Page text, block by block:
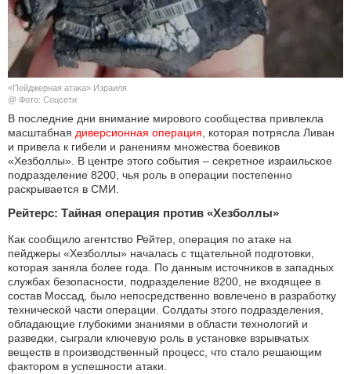
НАУКА
СПОРТ
АВТО И МОТО
ЭГОИЗМ
«Пейджерная атака» Израиля
@ Фото: Соцсети
В последние дни внимание мирового сообщества привлекла
масштабная диверсионная операция, которая потрясла Ливан
и привела к гибели и ранениям множества боевиков
«Хезболлы». В центре этого события – секретное израильское
подразделение 8200, чья роль в операции постепенно
раскрывается в СМИ.
Рейтерс: Тайная операция против «Хезболлы»
Как сообщило агентство Рейтер, операция по атаке на
пейджеры «Хезболлы» началась с тщательной подготовки,
которая заняла более года. По данным источников в западных
службах безопасности, подразделение 8200, не входящее в
состав Моссад, было непосредственно вовлечено в разработку
технической части операции. Солдаты этого подразделения,
обладающие глубокими знаниями в области технологий и
разведки, сыграли ключевую роль в установке взрывчатых
веществ в производственный процесс, что стало решающим
фактором в успешности атаки.